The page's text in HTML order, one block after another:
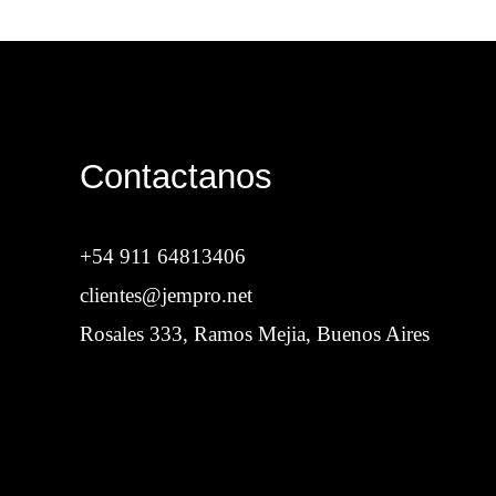
Contactanos
+54 911 64813406
clientes@jempro.net
Rosales 333, Ramos Mejia, Buenos Aires